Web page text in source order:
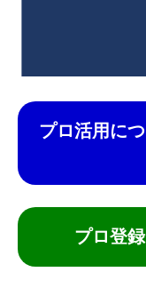
プロ活用に
プロ登